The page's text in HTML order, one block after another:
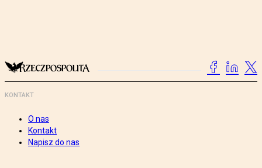
KONTAKT
O nas
Kontakt
Napisz do nas